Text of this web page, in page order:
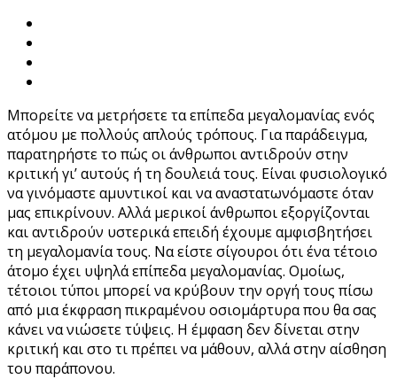
Μπορείτε να μετρήσετε τα επίπεδα μεγαλομανίας ενός
ατόμου με πολλούς απλούς τρόπους. Για παράδειγμα,
παρατηρήστε το πώς οι άνθρωποι αντιδρούν στην
κριτική γι’ αυτούς ή τη δουλειά τους. Είναι φυσιολογικό
να γινόμαστε αμυντικοί και να αναστατωνόμαστε όταν
μας επικρίνουν. Αλλά μερικοί άνθρωποι εξοργίζονται
και αντιδρούν υστερικά επειδή έχουμε αμφισβητήσει
τη μεγαλομανία τους. Να είστε σίγουροι ότι ένα τέτοιο
άτομο έχει υψηλά επίπεδα μεγαλομανίας. Ομοίως,
τέτοιοι τύποι μπορεί να κρύβουν την οργή τους πίσω
από μια έκφραση πικραμένου οσιομάρτυρα που θα σας
κάνει να νιώσετε τύψεις. Η έμφαση δεν δίνεται στην
κριτική και στο τι πρέπει να μάθουν, αλλά στην αίσθηση
του παράπονου.